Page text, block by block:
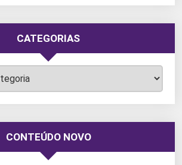
CATEGORIAS
CONTEÚDO NOVO